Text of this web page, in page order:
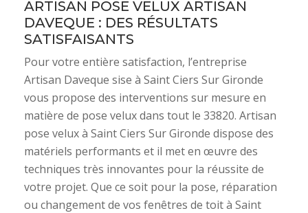
ARTISAN POSE VELUX ARTISAN
DAVEQUE : DES RÉSULTATS
SATISFAISANTS
Pour votre entière satisfaction, l’entreprise
Artisan Daveque sise à Saint Ciers Sur Gironde
vous propose des interventions sur mesure en
matière de pose velux dans tout le 33820. Artisan
pose velux à Saint Ciers Sur Gironde dispose des
matériels performants et il met en œuvre des
techniques très innovantes pour la réussite de
votre projet. Que ce soit pour la pose, réparation
ou changement de vos fenêtres de toit à Saint